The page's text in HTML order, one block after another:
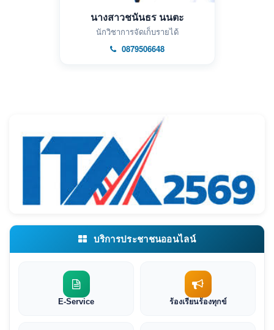
นางสาวชนันธร นนตะ
นักวิชาการจัดเก็บรายได้
0879506648
บริการประชาชนออนไลน์
E-Service ร้องเรียนร้องทุกข์